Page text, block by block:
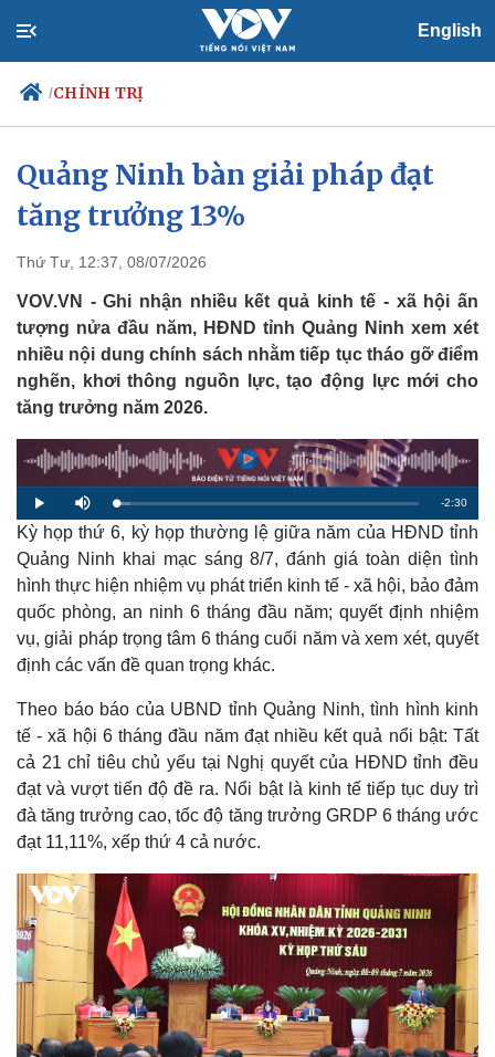
English
/CHÍNH TRỊ
Chính trị
Tổ chức nhân sự
Nhận diện sự thật
Dấu ấn VOV
Việc làm
Biển đảo
Quảng Ninh bàn giải pháp đạt
tăng trưởng 13%
Thứ Tư, 12:37, 08/07/2026
VOV.VN - Ghi nhận nhiều kết quả kinh tế - xã hội ấn
tượng nửa đầu năm, HĐND tỉnh Quảng Ninh xem xét
nhiều nội dung chính sách nhằm tiếp tục tháo gỡ điểm
nghẽn, khơi thông nguồn lực, tạo động lực mới cho
tăng trưởng năm 2026.
P
l
M
u
t
e
L
o
d
e
d
4
.
7
1
R
e
a
i
n
-2:30
Kỳ họp thứ 6, kỳ họp thường lệ giữa năm của HĐND tỉnh
Quảng Ninh khai mạc sáng 8/7, đánh giá toàn diện tình
hình thực hiện nhiệm vụ phát triển kinh tế - xã hội, bảo đảm
quốc phòng, an ninh 6 tháng đầu năm; quyết định nhiệm
vụ, giải pháp trọng tâm 6 tháng cuối năm và xem xét, quyết
định các vấn đề quan trọng khác.
Theo báo báo của UBND tỉnh Quảng Ninh, tình hình kinh
tế - xã hội 6 tháng đầu năm đạt nhiều kết quả nổi bật: Tất
cả 21 chỉ tiêu chủ yếu tại Nghị quyết của HĐND tỉnh đều
đạt và vượt tiến độ đề ra. Nổi bật là kinh tế tiếp tục duy trì
đà tăng trưởng cao, tốc độ tăng trưởng GRDP 6 tháng ước
đạt 11,11%, xếp thứ 4 cả nước.